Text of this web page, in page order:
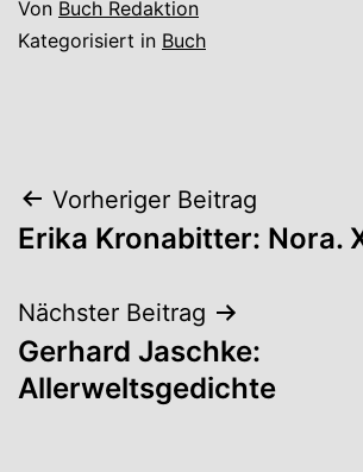
Von Buch Redaktion
Kategorisiert in Buch
Beitrags-
Navigation
Vorheriger Beitrag
Erika Kronabitter: Nora.
Nächster Beitrag
Gerhard Jaschke:
Allerweltsgedichte